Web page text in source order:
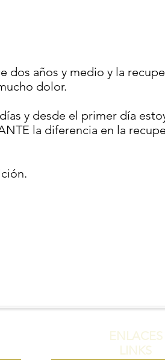
dos años y medio y la
dolor.
y desde el primer día
la diferencia en la
ENLACES
LINKS